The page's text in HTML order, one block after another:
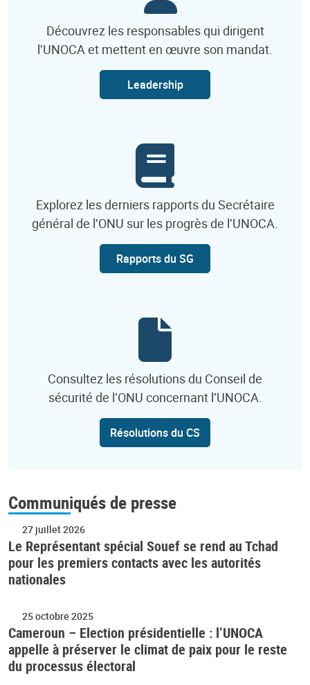
Découvrez les responsables qui dirigent
l’UNOCA et mettent en œuvre son mandat.
Leadership
Explorez les derniers rapports du Secrétaire
général de l’ONU sur les progrès de l’UNOCA.
Rapports du SG
Consultez les résolutions du Conseil de
sécurité de l’ONU concernant l’UNOCA.
Résolutions du CS
Communiqués de presse
27 juillet 2026
Le Représentant spécial Souef se rend au Tchad
pour les premiers contacts avec les autorités
nationales
25 octobre 2025
Cameroun – Election présidentielle : l’UNOCA
appelle à préserver le climat de paix pour le reste
du processus électoral